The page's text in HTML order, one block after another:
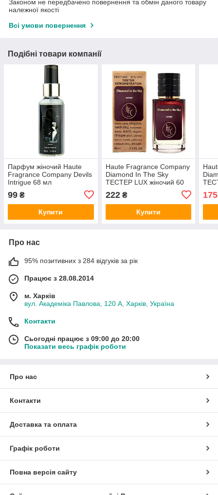
Законом не передбачено повернення та обмін даного товару
належної якості
Всі умови повернення
Подібні товари компанії
Парфум жіночий Haute
Fragrance Company Devils
Intrigue 68 мл
99 ₴
Купити
Haute Fragrance Company
Diamond In The Sky
ТЕСТЕР LUX жіночий 60
222₴
Купити
Про нас
95% позитивних з 284 відгуків за рік
Працює з 28.08.2014
м. Харків
вул. Академіка Павлова, 120 А, Харків, Україна
Контакти
Сьогодні працює з 09:00 до 20:00
Показати весь графік роботи
Про нас
Контакти
Доставка та оплата
Графік роботи
Повна версія сайту